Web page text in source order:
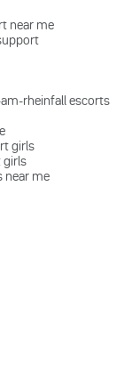
near me
rheinfall escorts
girls
girls
near me